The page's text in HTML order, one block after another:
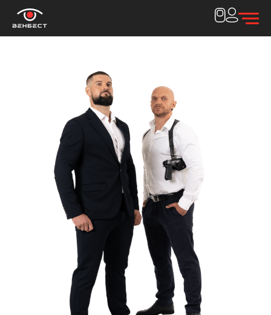
Дякуємо за
заявку!
Наш менеджер зв'яжеться з вами протягом 15
хвилин
Закрити